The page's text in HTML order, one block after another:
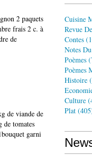
2 paquets
frais 2 c. à
de
de viande de
de tomates
garni
Cuisine
Revue
Contes
Notes Du
Poèmes
Poèmes
Histoire
Culture
Plat